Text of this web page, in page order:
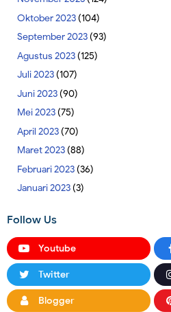
Oktober 2023(104)
September 2023(93)
Agustus 2023(125)
Juli 2023(107)
Juni 2023(90)
Mei 2023(75)
April 2023(70)
Maret 2023(88)
Februari 2023(36)
Januari 2023(3)
Follow Us
Youtube
Twitter
Blogger